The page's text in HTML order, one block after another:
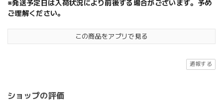
※発送予定日は入荷状況により前後する場合がございます。予め
ご理解ください。
この商品をアプリで見る
通報する
ショップの評価